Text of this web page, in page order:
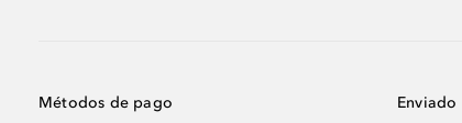
Métodos de pago Enviado